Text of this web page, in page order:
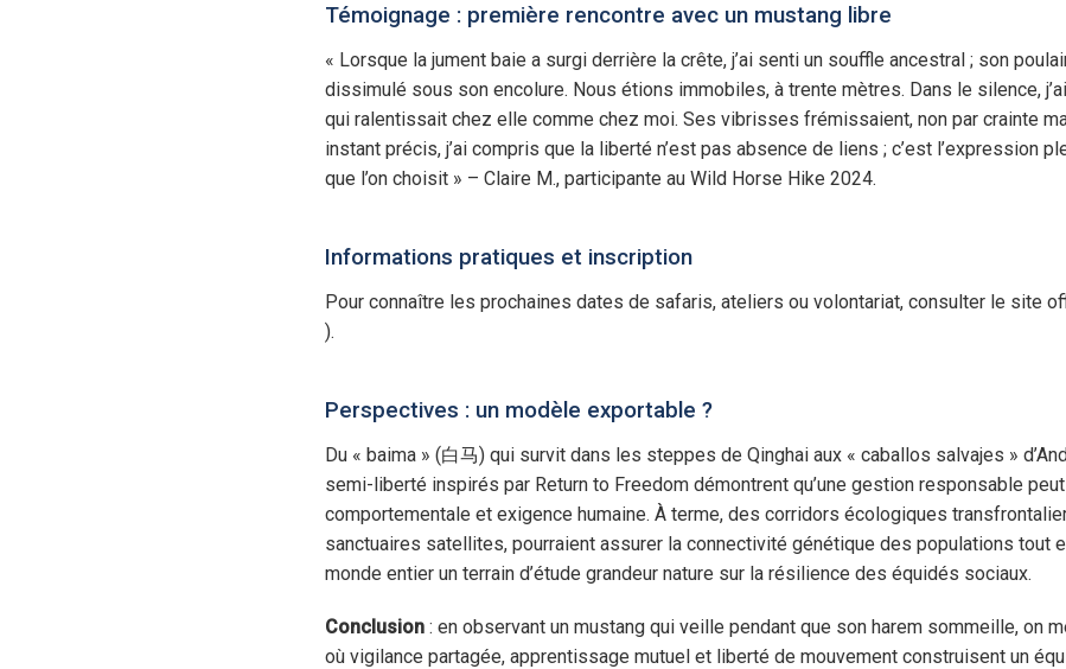
Témoignage : première rencontre avec un mustang libre
« Lorsque la jument baie a surgi derrière la crête, j’ai senti un souffle ancestral ; son
dissimulé sous son encolure. Nous étions immobiles, à trente mètres. Dans le silence,
qui ralentissait chez elle comme chez moi. Ses vibrisses frémissaient, non par crainte
instant précis, j’ai compris que la liberté n’est pas absence de liens ; c’est l’expression
que l’on choisit » – Claire M., participante au Wild Horse Hike 2024.
Informations pratiques et inscription
Pour connaître les prochaines dates de safaris, ateliers ou volontariat, consulter le site
).
Perspectives : un modèle exportable ?
Du « baima » (白马) qui survit dans les steppes de Qinghai aux « caballos salvajes »
semi-liberté inspirés par Return to Freedom démontrent qu’une gestion responsable
comportementale et exigence humaine. À terme, des corridors écologiques
sanctuaires satellites, pourraient assurer la connectivité génétique des populations tout
monde entier un terrain d’étude grandeur nature sur la résilience des équidés sociaux.
Conclusion : en observant un mustang qui veille pendant que son harem sommeille, on
où vigilance partagée, apprentissage mutuel et liberté de mouvement construisent un